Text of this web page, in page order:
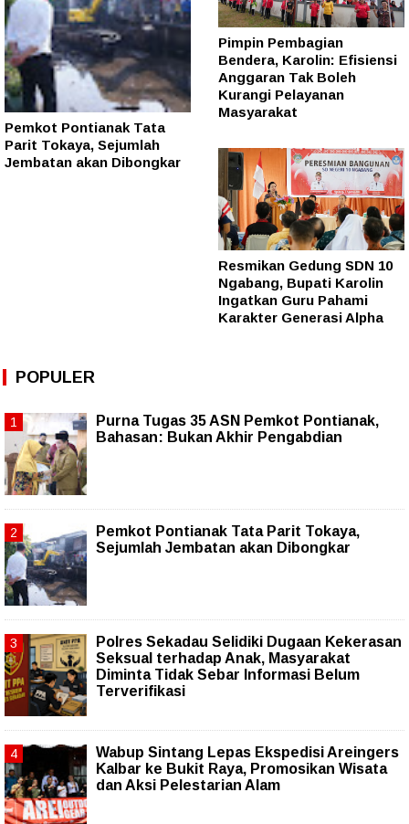
Pemkot Pontianak Tata
Parit Tokaya, Sejumlah
Jembatan akan Dibongkar
Pimpin Pembagian
Bendera, Karolin: Efisiensi
Anggaran Tak Boleh
Kurangi Pelayanan
Masyarakat
Resmikan Gedung SDN 10
Ngabang, Bupati Karolin
Ingatkan Guru Pahami
Karakter Generasi Alpha
POPULER
Purna Tugas 35 ASN Pemkot Pontianak,
Bahasan: Bukan Akhir Pengabdian
Pemkot Pontianak Tata Parit Tokaya,
Sejumlah Jembatan akan Dibongkar
Polres Sekadau Selidiki Dugaan Kekerasan
Seksual terhadap Anak, Masyarakat
Diminta Tidak Sebar Informasi Belum
Terverifikasi
Wabup Sintang Lepas Ekspedisi Areingers
Kalbar ke Bukit Raya, Promosikan Wisata
dan Aksi Pelestarian Alam